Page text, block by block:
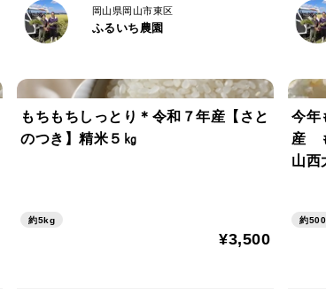
岡山県岡山市東区
ふるいち農園
もちもちしっとり＊令和７年産【さと
のつき】精米５㎏
約5kg
¥3,500
今年
産
山西
約